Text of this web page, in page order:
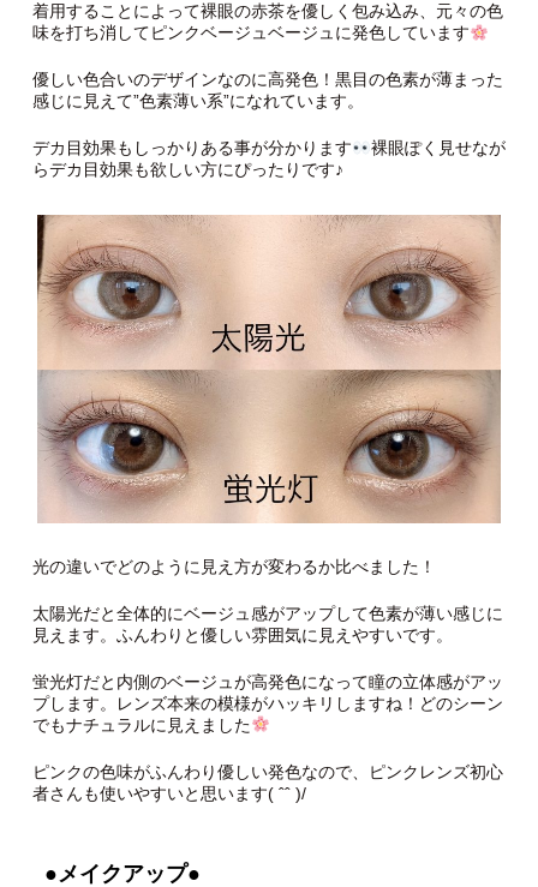
着用することによって裸眼の赤茶を優しく包み込み、元々の色
味を打ち消してピンクベージュベージュに発色しています
優しい色合いのデザインなのに高発色！黒目の色素が薄まった
感じに見えて”色素薄い系”になれています。
デカ目効果もしっかりある事が分かります
裸眼ぽく見せなが
らデカ目効果も欲しい方にぴったりです♪
光の違いでどのように見え方が変わるか比べました！
太陽光だと全体的にベージュ感がアップして色素が薄い感じに
見えます。ふんわりと優しい雰囲気に見えやすいです。
蛍光灯だと内側のベージュが高発色になって瞳の立体感がアッ
プします。レンズ本来の模様がハッキリしますね！どのシーン
でもナチュラルに見えました
ピンクの色味がふんわり優しい発色なので、ピンクレンズ初心
者さんも使いやすいと思います( ˆˆ )/
●メイクアップ●